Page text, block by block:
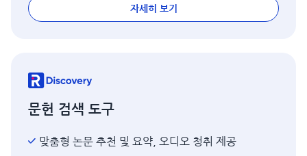
자세히 보기
문헌 검색 도구
맞춤형 논문 추천 및 요약, 오디오 청취 제공